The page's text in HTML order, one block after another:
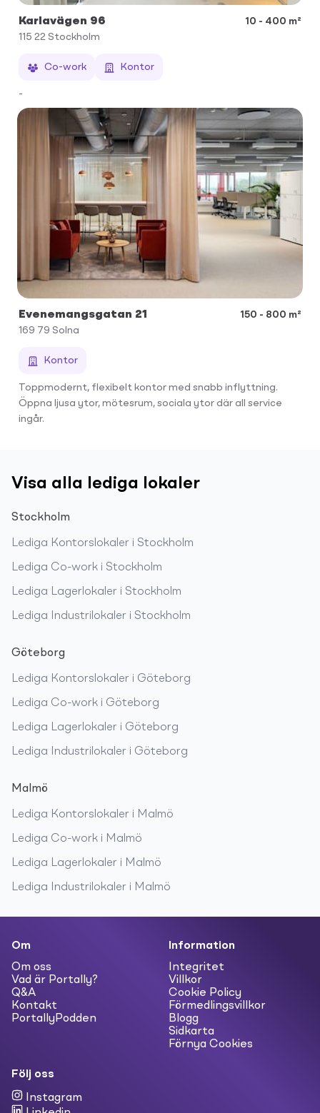
Karlavägen 96
10 - 400 m²
115 22 Stockholm
Co-work Kontor
-
Evenemangsgatan 21
150 - 800 m²
169 79 Solna
Kontor
Toppmodernt, flexibelt kontor med snabb inflyttning.
Öppna ljusa ytor, mötesrum, sociala ytor där all service
ingår.
Visa alla lediga lokaler
Stockholm
Lediga Kontorslokaler i Stockholm
Lediga Co-work i Stockholm
Lediga Lagerlokaler i Stockholm
Lediga Industrilokaler i Stockholm
Göteborg
Lediga Kontorslokaler i Göteborg
Lediga Co-work i Göteborg
Lediga Lagerlokaler i Göteborg
Lediga Industrilokaler i Göteborg
Malmö
Lediga Kontorslokaler i Malmö
Lediga Co-work i Malmö
Lediga Lagerlokaler i Malmö
Lediga Industrilokaler i Malmö
Om
Om oss
Vad är Portally?
Q&A
Kontakt
PortallyPodden
Information
Integritet
Villkor
Cookie Policy
Förmedlingsvillkor
Blogg
Sidkarta
Förnya Cookies
Följ oss
Instagram